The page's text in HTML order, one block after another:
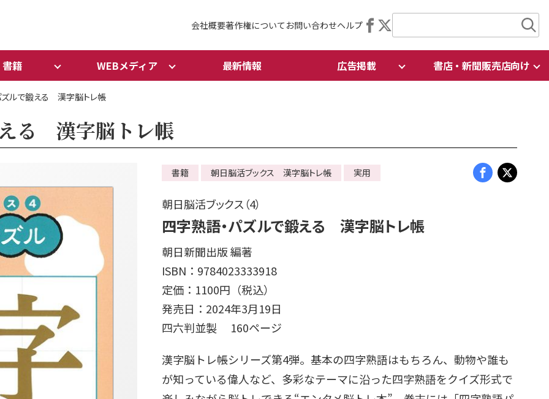
会社概要著作権について お問い合わせヘルプ
書籍 WEBメディア 最新情報 広告掲載 書店・新聞販売店向け
ズルで鍛える 漢字脳トレ帳
る 漢字脳トレ帳
書籍 朝日脳活ブックス 漢字脳トレ帳 実用
朝日脳活ブックス（4）
四字熟語・パズルで鍛える 漢字脳トレ帳
朝日新聞出版 編著
ISBN：9784023333918
定価：1100円（税込）
発売日：2024年3月19日
四六判並製 160ページ
漢字脳トレ帳シリーズ第4弾。基本の四字熟語はもちろん、動物や誰も
が知っている偉人など、多彩なテーマに沿った四字熟語をクイズ形式で